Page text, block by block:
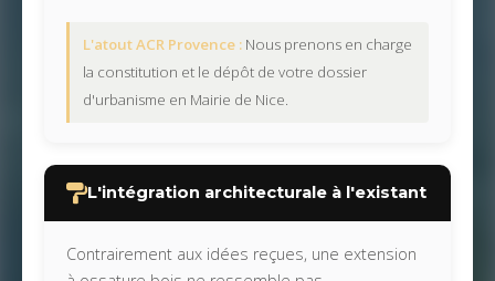
L'atout ACR Provence : Nous prenons en charge
la constitution et le dépôt de votre dossier
d'urbanisme en Mairie de Nice.
L'intégration architecturale à l'existant
Contrairement aux idées reçues, une extension